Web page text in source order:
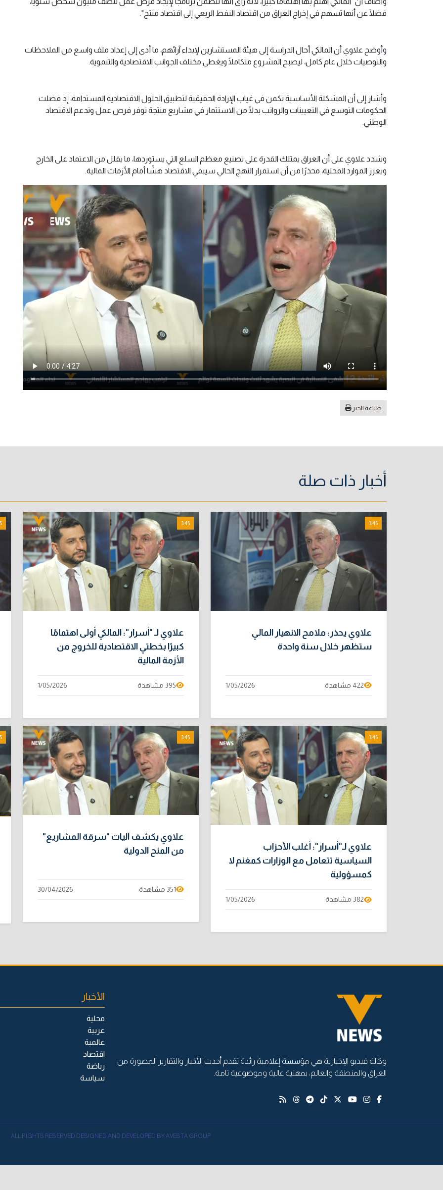
فضلًا عن أنها تسهم في إخراج العراق من اقتصاد النفط الريعي إلى اقتصاد منتج".
وأوضح علاوي أن المالكي أحال الدراسة إلى هيئة المستشارين لإبداء آرائهم، ما أدى إلى إعداد ملف واسع من الملاحظات
والتوصيات خلال عام كامل، ليصبح المشروع متكاملًا ويغطي مختلف الجوانب الاقتصادية والتنموية.
وأشار إلى أن المشكلة الأساسية تكمن في غياب الإرادة الحقيقية لتطبيق الحلول الاقتصادية المستدامة، إذ فضلت
الحكومات التوسع في التعيينات والرواتب بدلًا من الاستثمار في مشاريع منتجة توفر فرص عمل وتدعم الاقتصاد
الوطني.
وشدد علاوي على أن العراق يمتلك القدرة على تصنيع معظم السلع التي يستوردها، ما يقلل من الاعتماد على الخارج
ويعزز الموارد المحلية، محذرًا من أن استمرار النهج الحالي سيبقي الاقتصاد هشًا أمام الأزمات المالية.
طباعة الخبر
أخبار ذات صلة
3:45
علاوي يحذر: ملامح الانهيار المالي
ستظهر خلال سنة واحدة
422 مشاهدة 1/05/2026
3:45
علاوي لـ "أسرار": المالكي أولى اهتمامًا
كبيرًا بخطتي الاقتصادية للخروج من
الأزمة المالية
395 مشاهدة 1/05/2026
3:45
علاوي لـ"أسرار": أغلب الأحزاب
السياسية تتعامل مع الوزارات كمغنم لا
كمسؤولية
382 مشاهدة 1/05/2026
3:45
علاوي يكشف آليات "سرقة المشاريع"
من المنح الدولية
351 مشاهدة 30/04/2026
وكالة فيديو الإخبارية هي مؤسسة إعلامية رائدة تقدم أحدث الأخبار والتقارير المصورة من
العراق والمنطقة والعالم، بمهنية عالية وموضوعية تامة.
الأخبار
محلية
عربية
عالمية
اقتصاد
رياضة
سياسة
ALL RIGHTS RESERVED DESIGNED AND DEVELOPED BY AVESTA GROUP